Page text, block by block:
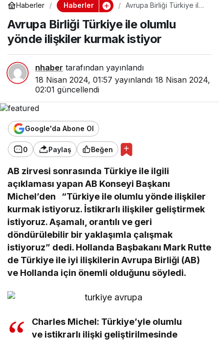
Haberler Haberler
Avrupa Birliği Türkiye ile
kurmak istiyor
Avrupa Birliği Türkiye ile olumlu
yönde ilişkiler kurmak istiyor
nhaber tarafından yayınlandı
18 Nisan 2024, 01:57 yayınlandı 18 Nisan 2024,
02:01 güncellendi
Google'da Abone Ol
0 Paylaş Beğen
AB zirvesi sonrasında Türkiye ile ilgili
açıklaması yapan AB Konseyi Başkanı
Michel’den “Türkiye ile olumlu yönde ilişkiler
kurmak istiyoruz. İstikrarlı ilişkiler geliştirmek
istiyoruz. Aşamalı, orantılı ve geri
döndürülebilir bir yaklaşımla çalışmak
istiyoruz” dedi. Hollanda Başbakanı Mark Rutte
de Türkiye ile iyi ilişkilerin Avrupa Birliği (AB)
ve Hollanda için önemli olduğunu söyledi.
Charles Michel: Türkiye’yle olumlu
ve istikrarlı ilişki geliştirilmesinde